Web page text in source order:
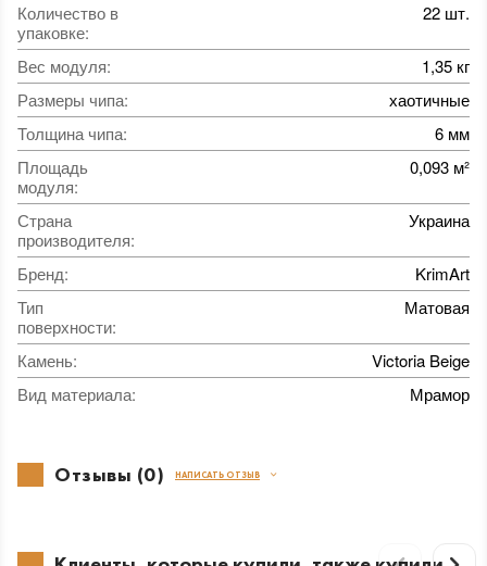
Количество в
упаковке:
22 шт.
Вес модуля:
1,35 кг
Размеры чипа:
хаотичные
Толщина чипа:
6 мм
Площадь
модуля:
0,093 м²
Страна
производителя:
Украина
Бренд:
KrimArt
Тип
поверхности:
Матовая
Камень:
Victoria Beige
Вид материала: Мрамор
Отзывы (0) НАПИСАТЬ ОТЗЫВ